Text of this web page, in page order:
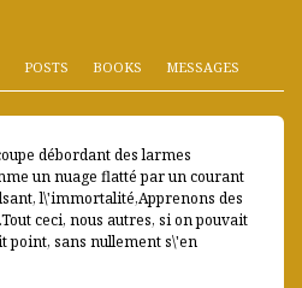
POSTS BOOKS MESSAGES
débordant des larmes
un nuage flatté par un courant
l\'immortalité,Apprenons des
ceci, nous autres, si on pouvait
point, sans nullement s\'en